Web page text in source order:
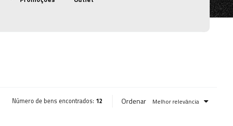
Número de bens encontrados: 12 Ordenar Melhor relevância